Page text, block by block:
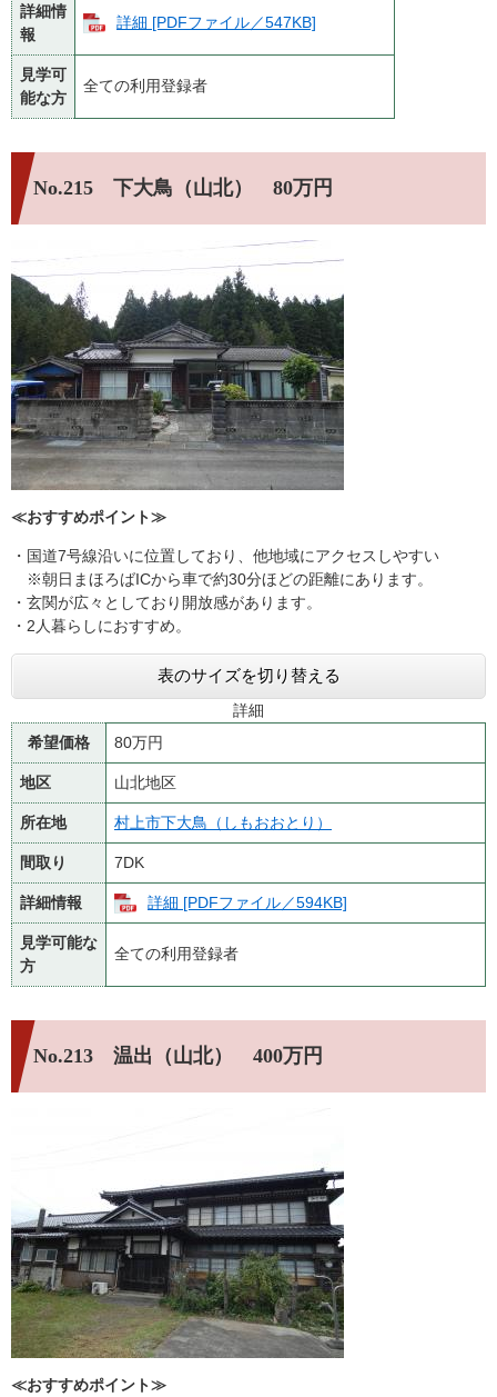
詳細情
報
詳細 [PDFファイル／547KB]
見学可
能な方
全ての利用登録者
No.215 下大鳥（山北） 80万円
≪おすすめポイント≫
・国道7号線沿いに位置しており、他地域にアクセスしやすい
※朝日まほろばICから車で約30分ほどの距離にあります。
・玄関が広々としており開放感があります。
・2人暮らしにおすすめ。
表のサイズを切り替える
詳細
希望価格
80万円
地区 山北地区
所在地 村上市下大鳥（しもおおとり）
間取り 7DK
詳細情報 詳細 [PDFファイル／594KB]
見学可能な
方
全ての利用登録者
No.213 温出（山北） 400万円
≪おすすめポイント≫